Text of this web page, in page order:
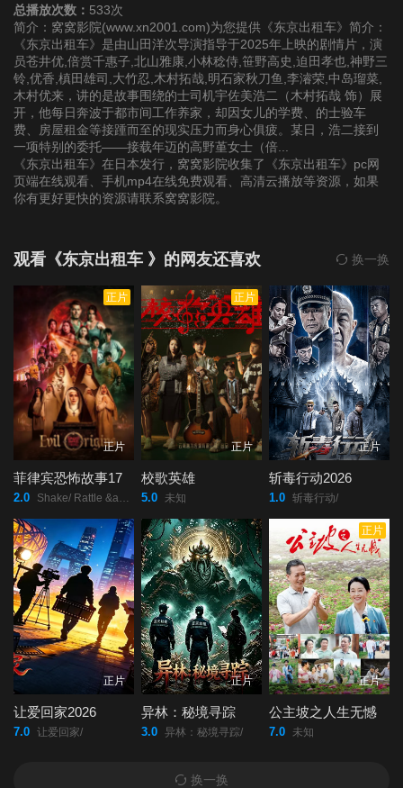
总播放次数： 533次
简介：窝窝影院(www.xn2001.com)为您提供《东京出租车》简介：
《东京出租车》是由山田洋次导演指导于2025年上映的剧情片，演
员苍井优,倍赏千惠子,北山雅康,小林稔侍,笹野高史,迫田孝也,神野三
铃,优香,槙田雄司,大竹忍,木村拓哉,明石家秋刀鱼,李濬荣,中岛瑠菜,
木村优来，讲的是故事围绕的士司机宇佐美浩二（木村拓哉 饰）展
开，他每日奔波于都市间工作养家，却因女儿的学费、的士验车
费、房屋租金等接踵而至的现实压力而身心俱疲。某日，浩二接到
一项特别的委托——接载年迈的高野堇女士（倍...
《东京出租车》在日本发行，窝窝影院收集了《东京出租车》pc网
页端在线观看、手机mp4在线免费观看、高清云播放等资源，如果
你有更好更快的资源请联系窝窝影院。
观看《东京出租车 》的网友还喜欢 换一换
正片
正片
菲律宾恐怖故事17
2.0 Shake/ Rattle &amp; Roll: Evil Origins/
正片
正片
校歌英雄
5.0 未知
正片
斩毒行动2026
1.0 斩毒行动/
正片
让爱回家2026
7.0 让爱回家/
正片
异林：秘境寻踪
3.0 异林：秘境寻踪/
正片
正片
公主坡之人生无憾
7.0 未知
换一换